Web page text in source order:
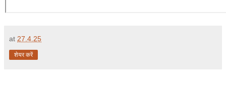
at 27.4.25
शेयर करें